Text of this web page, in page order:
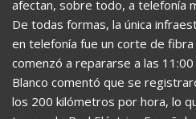
afectan, sobre todo, a telefonía
De todas formas, la única
en telefonía fue un corte de
comenzó a repararse a las
Blanco comentó que se
los 200 kilómetros por hora, lo